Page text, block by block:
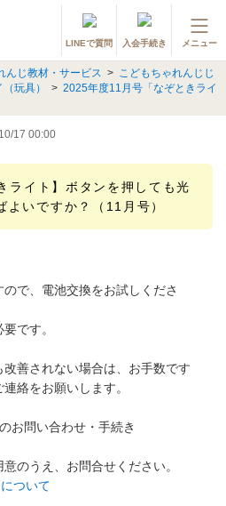
LINEで質問 入会手続き メニュー
続き
会)
せ
手続きはこちら
高一貫
んじ教材・サービス > こどもちゃれんじじ
玩具） > 2025年度11月号「なぞときライ
17 00:00
ライト】ボタンを押しても光
よいですか？（11月号）
で、電池交換をお試しくださ
です。
改善されない場合は、お手数です
絡をお願いします。
お問い合わせ・手続き
のうえ、お問合せください。
ついて